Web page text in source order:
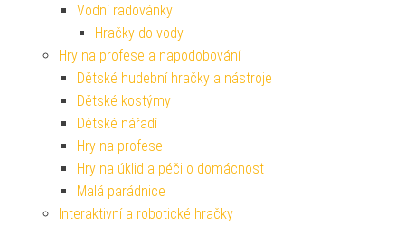
Vodní radovánky
Hračky do vody
Hry na profese a napodobování
Dětské hudební hračky a nástroje
Dětské kostýmy
Dětské nářadí
Hry na profese
Hry na úklid a péči o domácnost
Malá parádnice
Interaktivní a robotické hračky